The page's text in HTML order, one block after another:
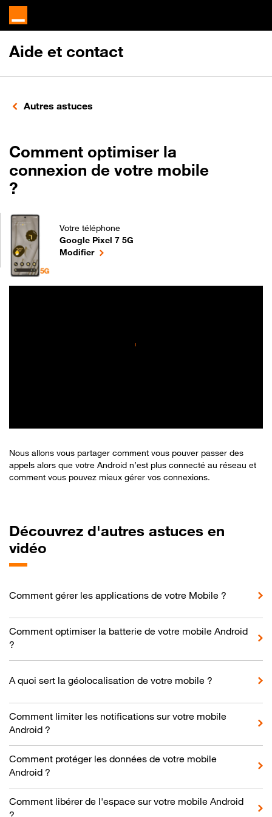
Aide et contact
Autres astuces
Comment optimiser la
connexion de votre mobile
?
Votre téléphone
Google Pixel 7 5G
Comment optimiser la connexion de votre mobile
Modifierle téléphone sélectionné
Nous allons vous partager comment vous pouver passer des
appels alors que votre Android n’est plus connecté au réseau et
comment vous pouvez mieux gérer vos connexions.
Découvrez d'autres astuces en
vidéo
Comment gérer les applications de votre Mobile ?
Comment optimiser la batterie de votre mobile Android
?
A quoi sert la géolocalisation de votre mobile ?
Comment limiter les notifications sur votre mobile
Android ?
Comment protéger les données de votre mobile
Android ?
Comment libérer de l'espace sur votre mobile Android